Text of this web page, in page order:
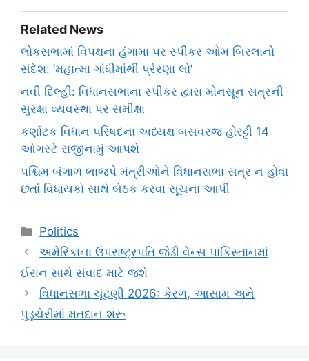
Related News
લોકસભામાં વિપક્ષના હંગામા પર સ્પીકર ઓમ બિરલાનો
સંદેશ: ‘મહાત્મા ગાંધીમાંથી પ્રેરણા લો’
નવી દિલ્હી: વિધાનસભાના સ્પીકર દ્વારા મોનસૂન સત્રની
સુરક્ષા વ્યવસ્થા પર સમીક્ષા
કર્ણાટક વિધાન પરિષદના અધ્યક્ષ બસવરજ હોરટ્ટી 14
ઓગસ્ટે રાજીનામું આપશે
પશ્ચિમ બંગાળ ભાજપે મંત્રીઓને વિધાનસભા સત્ર ન હોવા
છતાં વિધાયકો સાથે બેઠક કરવા સૂચના આપી
Categories
Politics
અમેરિકાના ઉપરાષ્ટ્રપતિ જેડી વેન્સ પાકિસ્તાનમાં
ઈરાન સાથે સંવાદ માટે જશે
વિધાનસભા ચૂંટણી 2026: કેરળ, આસામ અને
પુડુચેરીમાં મતદાન શરૂ